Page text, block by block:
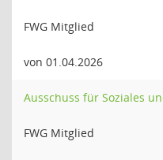
FWG Mitglied
von 01.04.2026
Ausschuss für Soziales
FWG Mitglied